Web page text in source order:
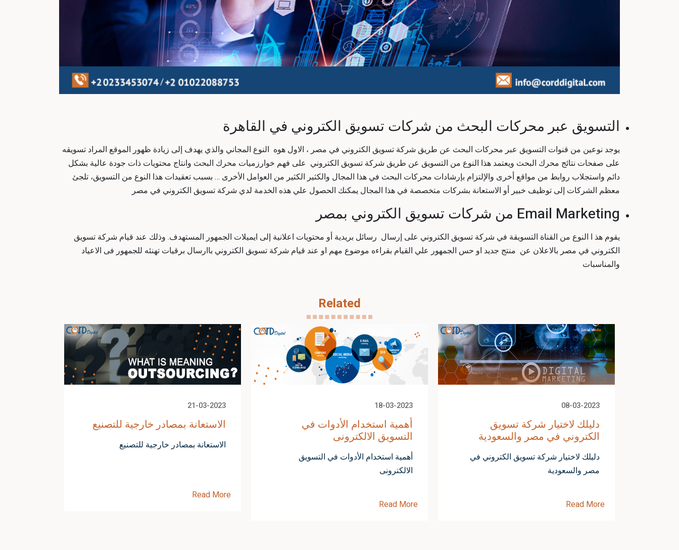
التسويق عبر محركات البحث من شركات تسويق الكتروني في القاهرة
يوجد نوعين من قنوات التسويق عبر محركات البحث عن طريق شركة تسويق الكتروني في مصر ، الاول هوه النوع المجاني والذي يهدف إلى زيادة ظهور الموقع المراد تسويقه
على صفحات نتائج محرك البحث ويعتمد هذا النوع من التسويق عن طريق شركة تسويق الكتروني على فهم خوارزميات محرك البحث وانتاج محتويات ذات جودة عالية بشكل
دائم واستجلاب روابط من مواقع أخرى والإلتزام بإرشادات محركات البحث في هذا المجال والكثير الكثير من العوامل الأخرى … بسبب تعقيدات هذا النوع من التسويق، تلجئ
معظم الشركات إلى توظيف خبير أو الاستعانة بشركات متخصصة في هذا المجال يمكنك الحصول علي هذه الخدمة لدي شركة تسويق الكتروني في مصر
Email Marketing من شركات تسويق الكتروني بمصر
يقوم هذ ا النوع من القناة التسويقة في شركة تسويق الكتروني على إرسال رسائل بريدية أو محتويات اعلانية إلى ايميلات الجمهور المستهدف. وذلك عند قيام شركة تسويق
الكتروني في مصر بالاعلان عن منتج جديد او حس الجمهور علي القيام بقراءه موضوع مهم او عند قيام شركة تسويق الكتروني باارسال برقيات تهنئه للجمهور فى الاعياد
والمناسبات
Related
21-03-2023
الاستعانة بمصادر خارجية للتصنيع
الاستعانة بمصادر خارجية للتصنيع
Read More
18-03-2023
أهمية استخدام الأدوات في
التسويق الالكترونى
أهمية استخدام الأدوات في التسويق
الالكترونى
Read More
08-03-2023
دليلك لاختيار شركة تسويق
الكتروني في مصر والسعودية
دليلك لاختيار شركة تسويق الكتروني في
مصر والسعودية
Read More